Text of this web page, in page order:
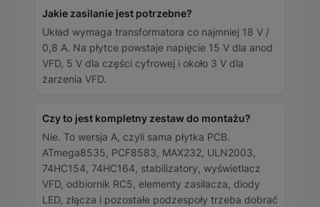
Jakie zasilanie jest potrzebne?
Układ wymaga transformatora co najmniej 18 V /
0,8 A. Na płytce powstaje napięcie 15 V dla anod
VFD, 5 V dla części cyfrowej i około 3 V dla
żarzenia VFD.
Czy to jest kompletny zestaw do montażu?
Nie. To wersja A, czyli sama płytka PCB.
ATmega8535, PCF8583, MAX232, ULN2003,
74HC154, 74HC164, stabilizatory, wyświetlacz
VFD, odbiornik RC5, elementy zasilacza, diody
LED, złącza i pozostałe podzespoły trzeba dobrać